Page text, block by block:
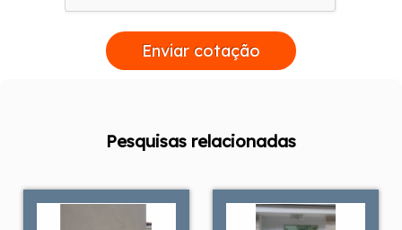
Enviar cotação
Pesquisas relacionadas